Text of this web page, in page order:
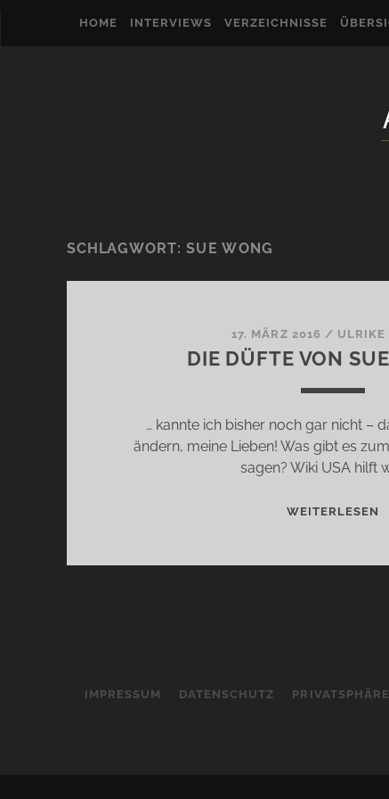
HOME INTERVIEWS VERZEICHNISSE
SCHLAGWORT:SUE WONG
17. MÄRZ 2016 / ULRIKE
DIE DÜFTE VON
… kannte ich bisher noch gar nicht –
ändern, meine Lieben! Was gibt es
sagen? Wiki USA hilft
WEITERLESEN
IMPRESSUM DATENSCHUTZ